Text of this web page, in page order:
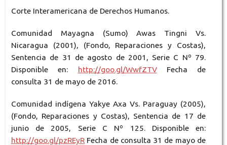
Corte Interamericana de Derechos Humanos.
Comunidad Mayagna (Sumo) Awas Tingni Vs.
Nicaragua (2001), (Fondo, Reparaciones y Costas),
Sentencia de 31 de agosto de 2001, Serie C Nº 79.
Disponible en: http://goo.gl/WwfZTVFecha de
consulta 31 de mayo de 2016.
Comunidad indígena Yakye Axa Vs. Paraguay (2005),
(Fondo, Reparaciones y Costas), Sentencia de 17 de
junio de 2005, Serie C Nº 125. Disponible en:
http://goo.gl/pzREyRFecha de consulta 31 de mayo de